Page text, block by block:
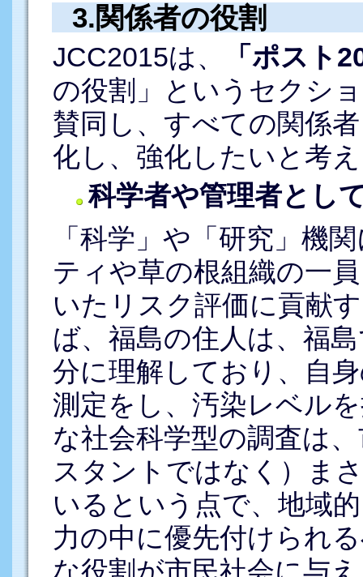
3.関係者の役割
JCC2015は、
「ポスト
の役割」というセクシ
賛同し、すべての関係
化し、強化したいと考
科学者や管理者とし
「科学」や「研究」機
ティや草の根組織の一
いたリスク評価に貢献
ば、福島の住人は、福
分に理解しており、自
測定をし、汚染レベル
な社会科学型の調査は
スタントではなく）ま
いるという点で、地域
力の中に優先付けられ
な役割が市民社会に与